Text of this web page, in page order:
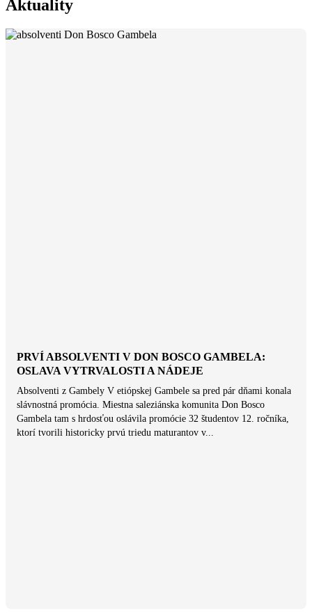
Aktuality
PRVÍ ABSOLVENTI V DON BOSCO GAMBELA:
OSLAVA VYTRVALOSTI A NÁDEJE
Absolventi z Gambely V etiópskej Gambele sa pred pár dňami konala
slávnostná promócia. Miestna saleziánska komunita Don Bosco
Gambela tam s hrdosťou oslávila promócie 32 študentov 12. ročníka,
ktorí tvorili historicky prvú triedu maturantov v...